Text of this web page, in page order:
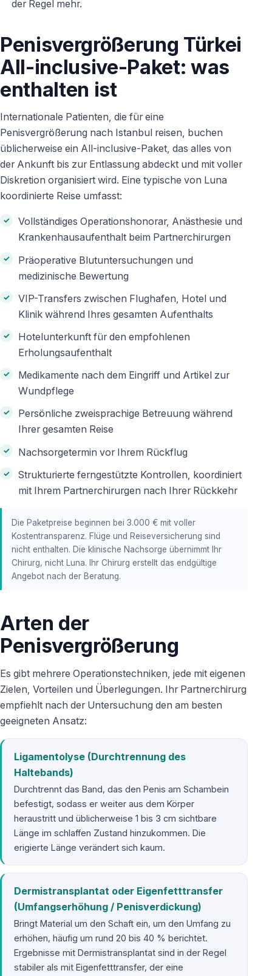
der Regel mehr.
Penisvergrößerung Türkei
All-inclusive-Paket: was
enthalten ist
Internationale Patienten, die für eine
Penisvergrößerung nach Istanbul reisen, buchen
üblicherweise ein All-inclusive-Paket, das alles von
der Ankunft bis zur Entlassung abdeckt und mit voller
Diskretion organisiert wird. Eine typische von Luna
koordinierte Reise umfasst:
Vollständiges Operationshonorar, Anästhesie und
Krankenhausaufenthalt beim Partnerchirurgen
Präoperative Blutuntersuchungen und
medizinische Bewertung
VIP-Transfers zwischen Flughafen, Hotel und
Klinik während Ihres gesamten Aufenthalts
Hotelunterkunft für den empfohlenen
Erholungsaufenthalt
Medikamente nach dem Eingriff und Artikel zur
Wundpflege
Persönliche zweisprachige Betreuung während
Ihrer gesamten Reise
Nachsorgetermin vor Ihrem Rückflug
Strukturierte ferngestützte Kontrollen, koordiniert
mit Ihrem Partnerchirurgen nach Ihrer Rückkehr
Die Paketpreise beginnen bei 3.000 € mit voller
Kostentransparenz. Flüge und Reiseversicherung sind
nicht enthalten. Die klinische Nachsorge übernimmt Ihr
Chirurg, nicht Luna. Ihr Chirurg erstellt das endgültige
Angebot nach der Beratung.
Arten der
Penisvergrößerung
Es gibt mehrere Operationstechniken, jede mit eigenen
Zielen, Vorteilen und Überlegungen. Ihr Partnerchirurg
empfiehlt nach der Untersuchung den am besten
geeigneten Ansatz:
Ligamentolyse (Durchtrennung des
Haltebands)
Durchtrennt das Band, das den Penis am Schambein
befestigt, sodass er weiter aus dem Körper
heraustritt und üblicherweise 1 bis 3 cm sichtbare
Länge im schlaffen Zustand hinzukommen. Die
erigierte Länge verändert sich kaum.
Dermistransplantat oder Eigenfetttransfer
(Umfangserhöhung / Penisverdickung)
Bringt Material um den Schaft ein, um den Umfang zu
erhöhen, häufig um rund 20 bis 40 % berichtet.
Ergebnisse mit Dermistransplantat sind in der Regel
stabiler als mit Eigenfetttransfer, der eine